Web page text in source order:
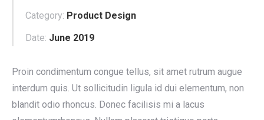
Category: Product Design
Date: June 2019
Proin condimentum congue tellus, sit amet rutrum augue
interdum quis. Ut sollicitudin ligula id dui elementum, non
blandit odio rhoncus. Donec facilisis mi a lacus